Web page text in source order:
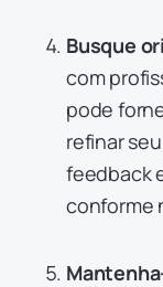
Busque
com
pode
refinar
feedback
conforme